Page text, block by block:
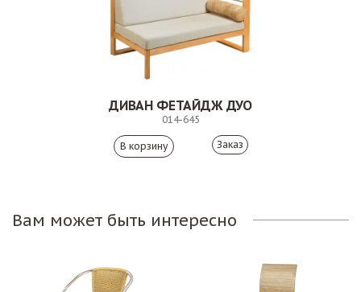
ДИВАН ФЕТАЙДЖ ДУО
014-645
Заказ
Вам может быть интересно